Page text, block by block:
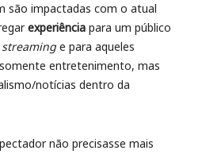
são impactadas com o atual
experiência para um público
streaminge para aqueles
entretenimento, mas
notícias dentro da
não precisasse mais